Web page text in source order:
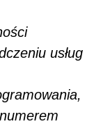
usług